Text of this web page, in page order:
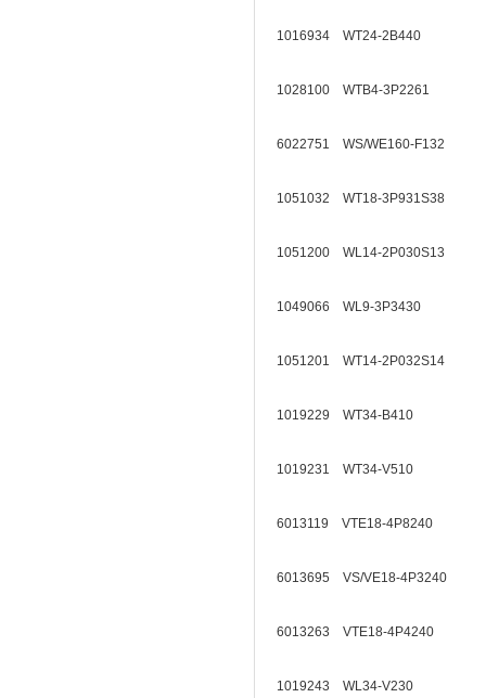
1016934 WT24-2B440
1028100 WTB4-3P2261
6022751 WS/WE160-F132
1051032 WT18-3P931S38
1051200 WL14-2P030S13
1049066 WL9-3P3430
1051201 WT14-2P032S14
1019229 WT34-B410
1019231 WT34-V510
6013119 VTE18-4P8240
6013695 VS/VE18-4P3240
6013263 VTE18-4P4240
1019243 WL34-V230